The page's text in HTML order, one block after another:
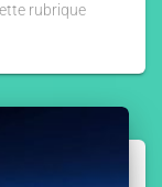
rubrique